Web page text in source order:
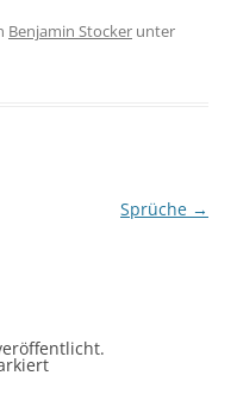
Benjamin Stocker unter
Sprüche →